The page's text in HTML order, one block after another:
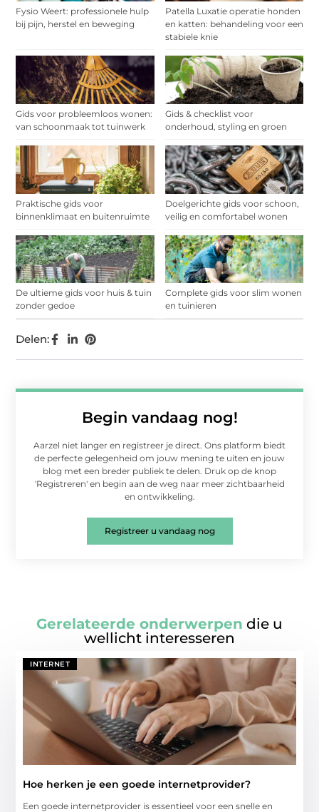
Fysio Weert: professionele hulp
bij pijn, herstel en beweging
Patella Luxatie operatie honden
en katten: behandeling voor een
stabiele knie
Gids voor probleemloos wonen:
van schoonmaak tot tuinwerk
Gids & checklist voor
onderhoud, styling en groen
Praktische gids voor
binnenklimaat en buitenruimte
Doelgerichte gids voor schoon,
veilig en comfortabel wonen
De ultieme gids voor huis & tuin
zonder gedoe
Complete gids voor slim wonen
en tuinieren
Begin vandaag nog!
Aarzel niet langer en registreer je direct. Ons platform biedt
de perfecte gelegenheid om jouw mening te uiten en jouw
blog met een breder publiek te delen. Druk op de knop
'Registreren' en begin aan de weg naar meer zichtbaarheid
en ontwikkeling.
Registreer u vandaag nog
Delen:
Gerelateerde onderwerpen die u
wellicht interesseren
INTERNET
Hoe herken je een goede internetprovider?
Een goede internetprovider is essentieel voor een snelle en